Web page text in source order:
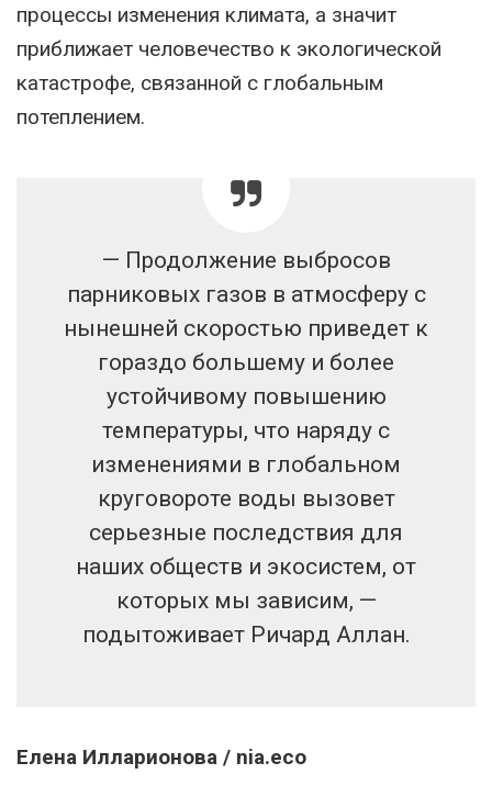
процессы изменения климата, а значит
приближает человечество к экологической
катастрофе, связанной с глобальным
потеплением.
— Продолжение выбросов
парниковых газов в атмосферу с
нынешней скоростью приведет к
гораздо большему и более
устойчивому повышению
температуры, что наряду с
изменениями в глобальном
круговороте воды вызовет
серьезные последствия для
наших обществ и экосистем, от
которых мы зависим, —
подытоживает Ричард Аллан.
Елена Илларионова / nia.eco